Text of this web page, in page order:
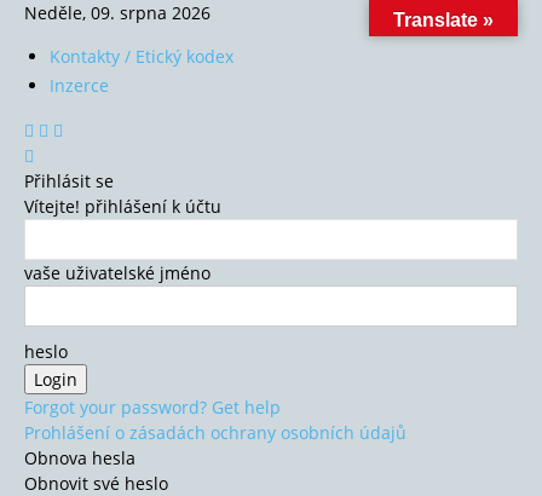
Neděle, 09. srpna 2026
Kontakty / Etický kodex
Inzerce
Přihlásit se
Vítejte! přihlášení k účtu
vaše uživatelské jméno
heslo
Forgot your password? Get help
Prohlášení o zásadách ochrany osobních údajů
Obnova hesla
Obnovit své heslo
Translate »